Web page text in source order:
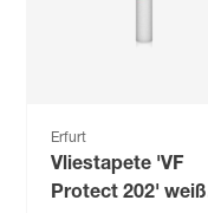
Erfurt
Vliestapete 'VF
Protect 202' weiß